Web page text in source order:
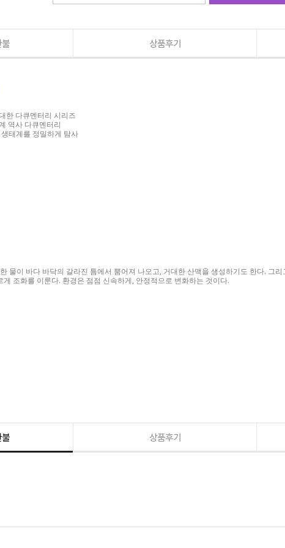
상품후기
한 다큐멘터리 시리즈
역사 다큐멘터리
태계를 정밀하게 탐사
이 바다 바닥의 갈라진 틈에서 뿜어져 나오고, 거대한 산맥을 생성하기도 한다. 그
조화를 이룬다. 환경은 점점 신속하게, 안정적으로 변화하는 것이다.
상품후기